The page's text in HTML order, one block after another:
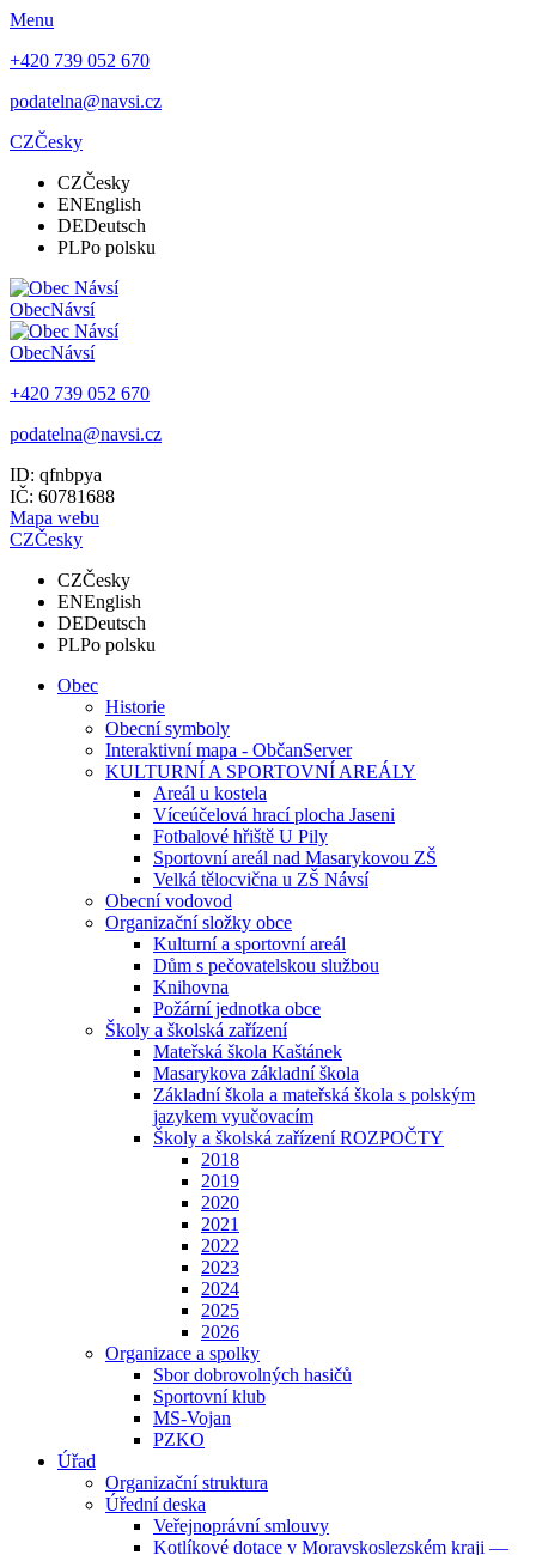
Menu
+420 739 052 670
podatelna@navsi.cz
CZČesky
CZČesky
ENEnglish
DEDeutsch
PLPo polsku
ObecNávsí
ObecNávsí
+420 739 052 670
podatelna@navsi.cz
ID: qfnbpya
IČ: 60781688
Mapa webu
CZČesky
CZČesky
ENEnglish
DEDeutsch
PLPo polsku
Obec
Historie
Obecní symboly
Interaktivní mapa - ObčanServer
KULTURNÍ A SPORTOVNÍ AREÁLY
Areál u kostela
Víceúčelová hrací plocha Jaseni
Fotbalové hřiště U Pily
Sportovní areál nad Masarykovou ZŠ
Velká tělocvična u ZŠ Návsí
Obecní vodovod
Organizační složky obce
Kulturní a sportovní areál
Dům s pečovatelskou službou
Knihovna
Požární jednotka obce
Školy a školská zařízení
Mateřská škola Kaštánek
Masarykova základní škola
Základní škola a mateřská škola s polským
jazykem vyučovacím
Školy a školská zařízení ROZPOČTY
2018
2019
2020
2021
2022
2023
2024
2025
2026
Organizace a spolky
Sbor dobrovolných hasičů
Sportovní klub
MS-Vojan
PZKO
Úřad
Organizační struktura
Úřední deska
Veřejnoprávní smlouvy
Kotlíkové dotace v Moravskoslezském kraji —